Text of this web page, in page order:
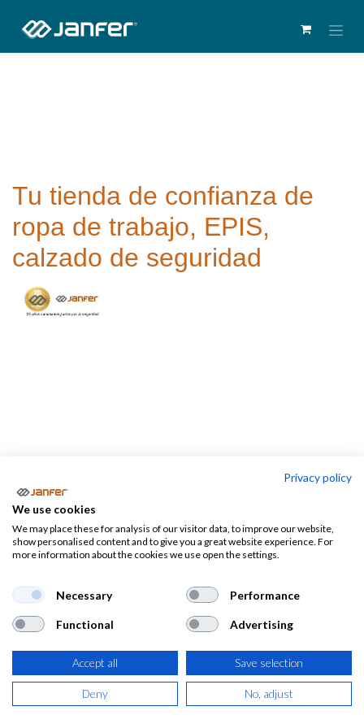
Tu tienda de confianza de
ropa de trabajo, EPIS,
calzado de seguridad
Camisas
Pantalones Camisetas
Camisas de alta visibilidad
Aquí encontrarás todo tipo de camisas de alta
visibilidadtanto de manga larga como de manga corta.
Utiliza los filtros para ajustar tu búsqueda y encontrar la
Privacy policy
We use cookies
We may place these for analysis of our visitor data, to improve our website,
show personalised content and to give you a great website experience. For
more information about the cookies we use open the settings.
Necessary Performance
Functional Advertising
Accept all Save selection
Deny No, adjust